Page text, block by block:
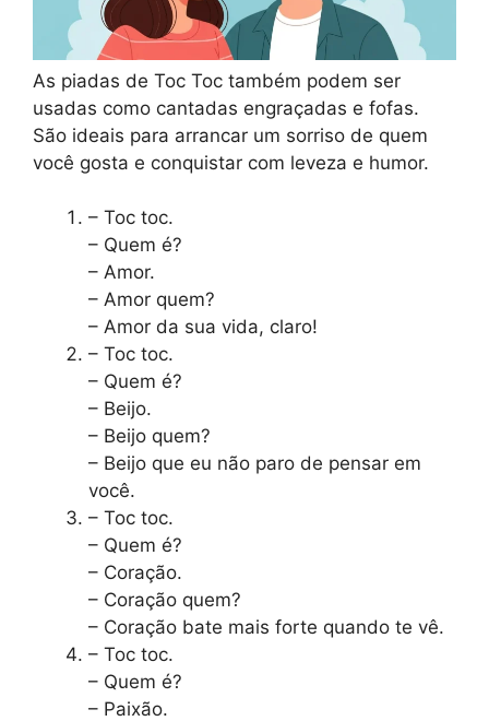
As piadas de Toc Toc também podem ser
usadas como cantadas engraçadas e fofas.
São ideais para arrancar um sorriso de quem
você gosta e conquistar com leveza e humor.
– Toc toc.
– Quem é?
– Amor.
– Amor quem?
– Amor da sua vida, claro!
– Toc toc.
– Quem é?
– Beijo.
– Beijo quem?
– Beijo que eu não paro de pensar em
você.
– Toc toc.
– Quem é?
– Coração.
– Coração quem?
– Coração bate mais forte quando te vê.
– Toc toc.
– Quem é?
– Paixão.